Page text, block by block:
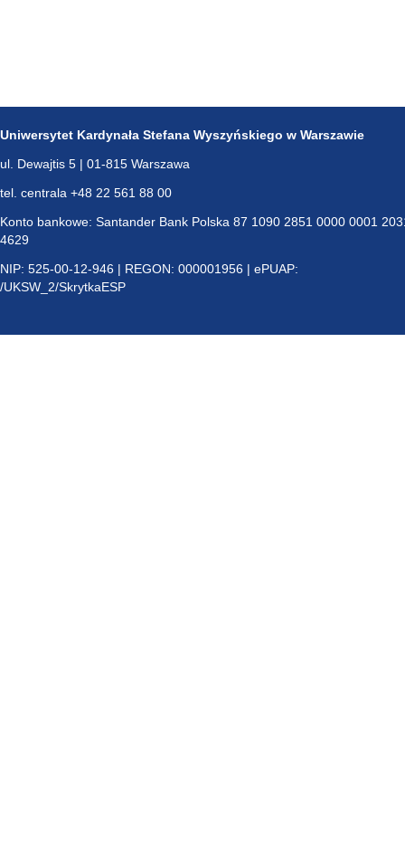
Uniwersytet Kardynała Stefana Wyszyńskiego w Warszawie
ul. Dewajtis 5 | 01-815 Warszawa
tel. centrala +48 22 561 88 00
Konto bankowe: Santander Bank Polska 87 1090 2851 0000 0001
4629
NIP: 525-00-12-946 | REGON: 000001956 | ePUAP:
/UKSW_2/SkrytkaESP